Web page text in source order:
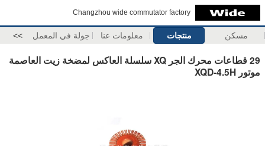
Changzhou wide commutator factory
مسكن منتجات معلومات عنا جولة في المعمل >>
29 قطاعات محرك الجر XQ سلسلة العاكس لمضخة زيت العاصمة
موتور XQD-4.5H